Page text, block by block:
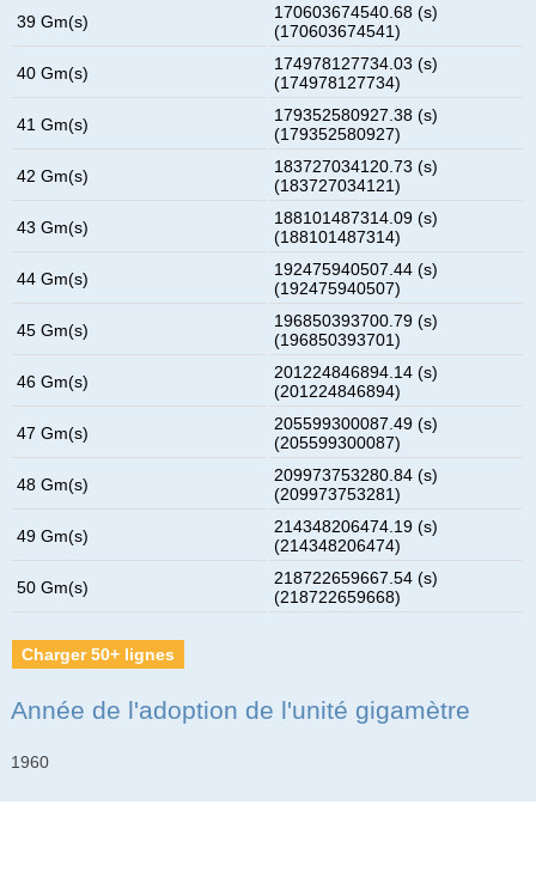
39 Gm(s)
170603674540.68 (s)
(170603674541)
40 Gm(s)
174978127734.03 (s)
(174978127734)
41 Gm(s)
179352580927.38 (s)
(179352580927)
42 Gm(s)
183727034120.73 (s)
(183727034121)
43 Gm(s)
188101487314.09 (s)
(188101487314)
44 Gm(s)
192475940507.44 (s)
(192475940507)
45 Gm(s)
196850393700.79 (s)
(196850393701)
46 Gm(s)
201224846894.14 (s)
(201224846894)
47 Gm(s)
205599300087.49 (s)
(205599300087)
48 Gm(s)
209973753280.84 (s)
(209973753281)
49 Gm(s)
214348206474.19 (s)
(214348206474)
50 Gm(s)
218722659667.54 (s)
(218722659668)
Charger 50+ lignes
Année de l'adoption de l'unité gigamètre
1960